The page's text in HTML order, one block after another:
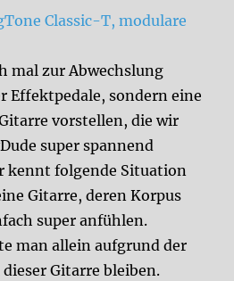
Classic-T, modulare
mal zur Abwechslung
Effektpedale, sondern eine
vorstellen, die wir
super spannend
kennt folgende Situation
Gitarre, deren Korpus
super anfühlen.
man allein aufgrund der
Gitarre bleiben.